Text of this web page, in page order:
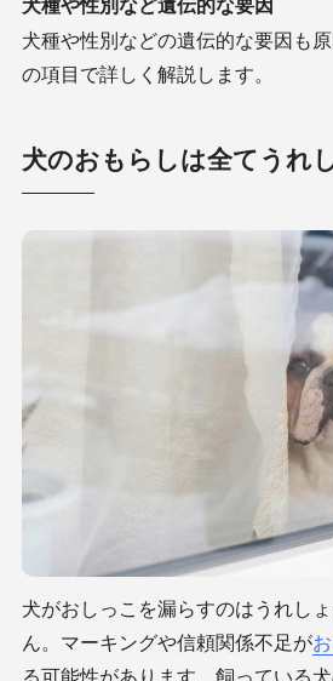
犬種や性別など遺伝的な要因
犬種や性別などの遺伝的な要因も
の項目で詳しく解説します。
犬のおもらしは全てうれ
犬がおしっこを漏らすのはうれし
ん。マーキングや信頼関係不足が